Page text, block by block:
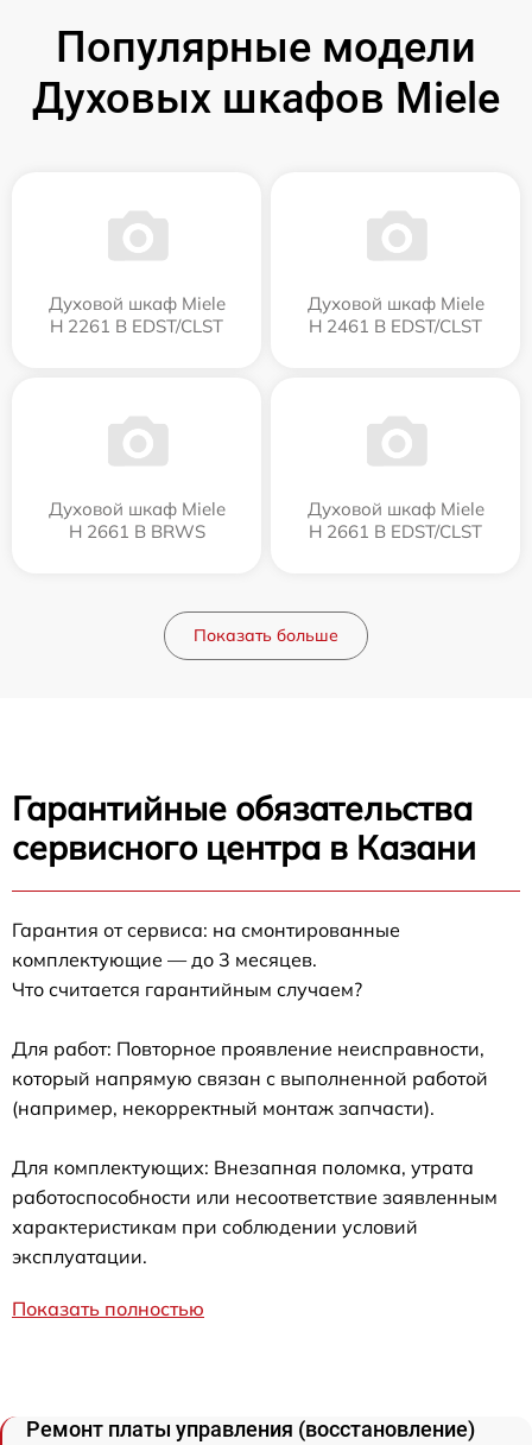
Популярные модели
Духовых шкафов Miele
Духовой шкаф Miele
H 2261 B EDST/CLST
Духовой шкаф Miele
H 2461 B EDST/CLST
Духовой шкаф Miele
H 2661 B BRWS
Духовой шкаф Miele
H 2661 B EDST/CLST
Показать больше
Гарантийные обязательства
сервисного центра в Казани
Гарантия от сервиса: на смонтированные
комплектующие — до 3 месяцев.
Что считается гарантийным случаем?
Для работ: Повторное проявление неисправности,
который напрямую связан с выполненной работой
(например, некорректный монтаж запчасти).
Для комплектующих: Внезапная поломка, утрата
работоспособности или несоответствие заявленным
характеристикам при соблюдении условий
эксплуатации.
Показать полностью
Ремонт платы управления (восстановление)